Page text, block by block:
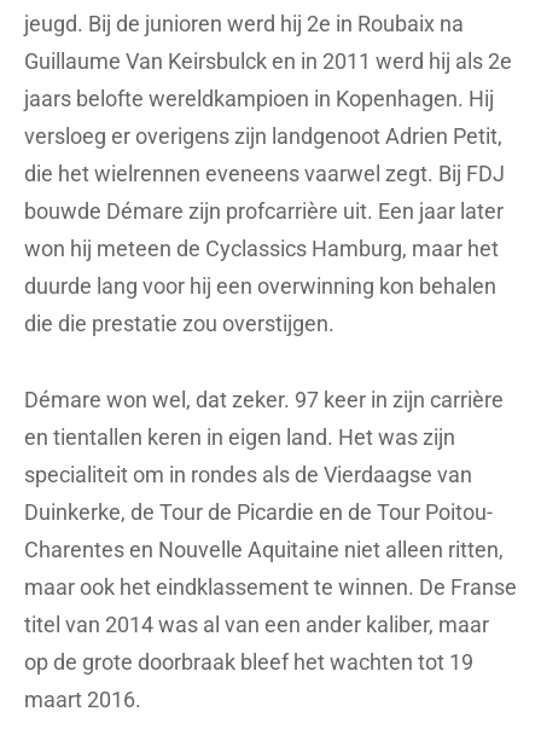
jeugd. Bij de junioren werd hij 2e in Roubaix na
Guillaume Van Keirsbulck en in 2011 werd hij als 2e
jaars belofte wereldkampioen in Kopenhagen. Hij
versloeg er overigens zijn landgenoot Adrien Petit,
die het wielrennen eveneens vaarwel zegt. Bij FDJ
bouwde Démare zijn profcarrière uit. Een jaar later
won hij meteen de Cyclassics Hamburg, maar het
duurde lang voor hij een overwinning kon behalen
die die prestatie zou overstijgen.
Démare won wel, dat zeker. 97 keer in zijn carrière
en tientallen keren in eigen land. Het was zijn
specialiteit om in rondes als de Vierdaagse van
Duinkerke, de Tour de Picardie en de Tour Poitou-
Charentes en Nouvelle Aquitaine niet alleen ritten,
maar ook het eindklassement te winnen. De Franse
titel van 2014 was al van een ander kaliber, maar
op de grote doorbraak bleef het wachten tot 19
maart 2016.